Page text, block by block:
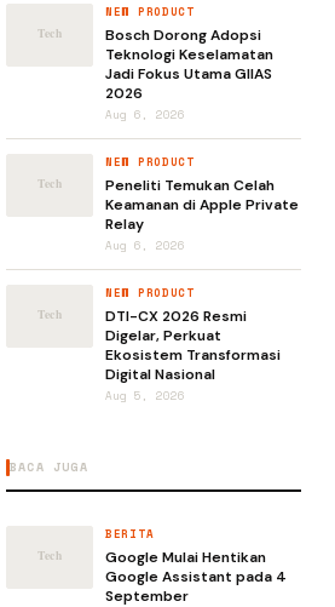
NEW PRODUCT
Bosch Dorong Adopsi
Teknologi Keselamatan
Jadi Fokus Utama GIIAS
2026
Aug 6, 2026
NEW PRODUCT
Peneliti Temukan Celah
Keamanan di Apple Private
Relay
Aug 6, 2026
NEW PRODUCT
DTI-CX 2026 Resmi
Digelar, Perkuat
Ekosistem Transformasi
Digital Nasional
Aug 5, 2026
BACA JUGA
BERITA
Google Mulai Hentikan
Google Assistant pada 4
September